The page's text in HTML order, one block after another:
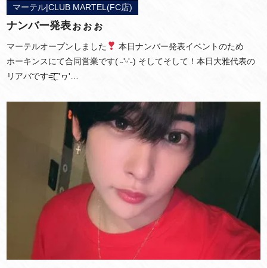
マーテル|CLUB MARTEL(FC店)
ナンバー発表ぉぉぉ
マーテルオープンしました
本日ナンバー発表イベントのため
ホーキンスにて合同営業です( ˶'ᵕ'˶) そしてそして！本日大雅代表の
リアバです=͟͟͞͞( 'ヮ'…